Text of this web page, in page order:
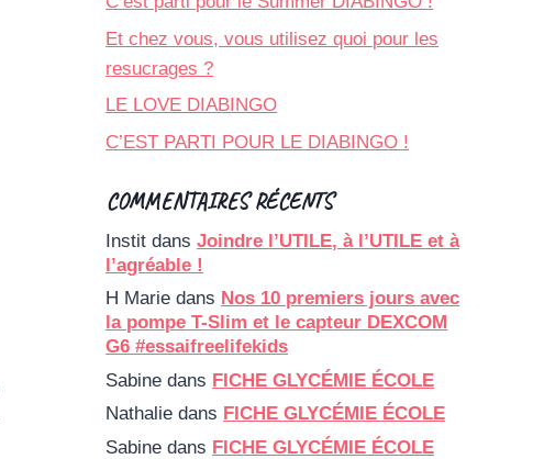
Et chez vous, vous utilisez quoi pour les
resucrages ?
LE LOVE DIABINGO
C’EST PARTI POUR LE DIABINGO !
COMMENTAIRES RÉCENTS
Instit dansJoindre l’UTILE, à l’UTILE et à
l’agréable !
H Marie dans Nos 10 premiers jours avec
la pompe T-Slim et le capteur DEXCOM
G6 #essaifreelifekids
Sabine dans FICHE GLYCÉMIE ÉCOLE
Nathalie dans FICHE GLYCÉMIE ÉCOLE
Sabine dans FICHE GLYCÉMIE ÉCOLE